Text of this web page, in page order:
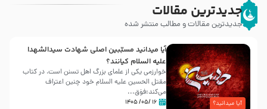
جدیدترین مقالات
جدیدترین مقالات و مطالب منتشر شده
آیا میدانید؟
آیا میدانید مسبّبین اصلی شهادت سیدالشهدا
علیه ‌السلام کیانند؟
خوارزمی یکی از علمای بزرگ اهل تسنن است، در کتاب
مقتل الحسین علیه ‌السلام خود چنین اعتراف
می‌کند:فوَق...
۱۶ /۰۵/ ۱۴۰۵